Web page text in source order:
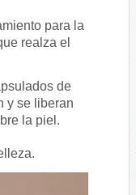
para la
realza el
de
y se liberan
la piel.